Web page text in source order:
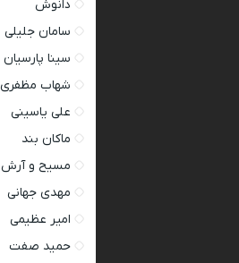
دانوش
سامان جلیلی
سینا پارسیان
شهاب مظفری
علی یاسینی
ماکان بند
مسیح و آرش AP
مهدی جهانی
امیر عظیمی
حمید صفت